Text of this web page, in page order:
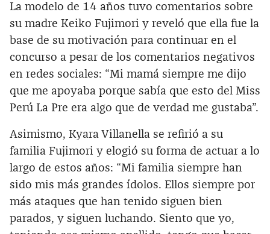
La modelo de 14 años tuvo comentarios sobre
su madre Keiko Fujimori y reveló que ella fue la
base de su motivación para continuar en el
concurso a pesar de los comentarios negativos
en redes sociales: “Mi mamá siempre me dijo
que me apoyaba porque sabía que esto del Miss
Perú La Pre era algo que de verdad me gustaba”.
Asimismo, Kyara Villanella se refirió a su
familia Fujimori y elogió su forma de actuar a lo
largo de estos años: “Mi familia siempre han
sido mis más grandes ídolos. Ellos siempre por
más ataques que han tenido siguen bien
parados, y siguen luchando. Siento que yo,